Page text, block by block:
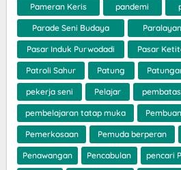
Pameran Keris pandemi
Parade Seni Budaya
Pasar Induk Purwodadi Pasar
Patroli Sahur Patung
pekerja seni Pelajar
pembelajaran tatap muka
Pemerkosaan Pemuda berperan
Penawangan Pencabulan pencari